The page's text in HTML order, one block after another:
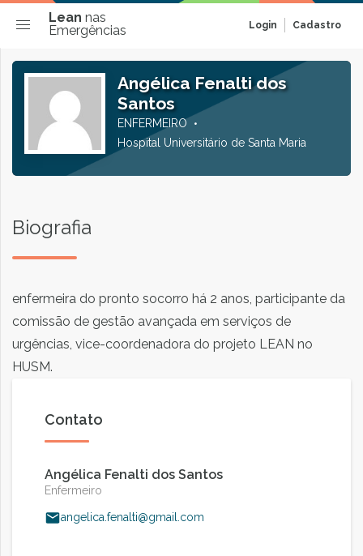
Lean nas
Emergências
Login Cadastro
Angélica Fenalti dos
Santos
ENFERMEIRO
Hospital Universitário de Santa Maria
Biografia
enfermeira do pronto socorro há 2 anos, participante da
comissão de gestão avançada em serviços de
urgências, vice-coordenadora do projeto LEAN no
HUSM.
Contato
Angélica Fenalti dos Santos
Enfermeiro
angelica.fenalti@gmail.com